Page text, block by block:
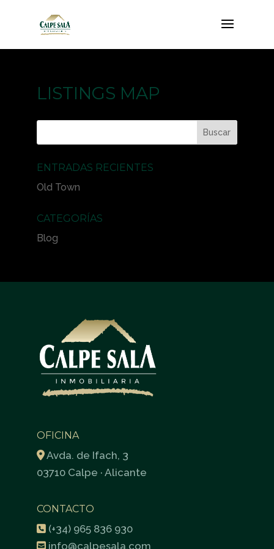
LISTINGS MAP
ENTRADAS RECIENTES
Old Town
CATEGORÍAS
Blog
OFICINA
Avda. de Ifach, 3
03710 Calpe · Alicante
CONTACTO
(+34) 965 836 930
info@calpesala.com